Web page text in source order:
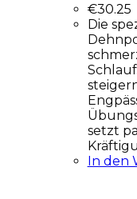
€30.25
Die
setzt
In den